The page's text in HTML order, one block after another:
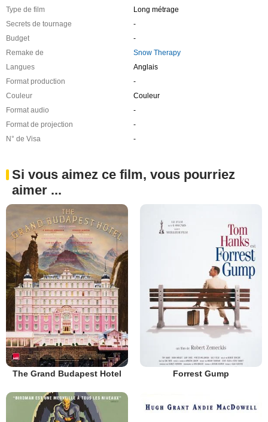
Type de film
Long métrage
Secrets de tournage
-
Budget
-
Remake de
Snow Therapy
Langues
Anglais
Format production
-
Couleur
Couleur
Format audio
-
Format de projection
-
N° de Visa
-
Si vous aimez ce film, vous pourriez
aimer ...
The Grand Budapest Hotel Forrest Gump